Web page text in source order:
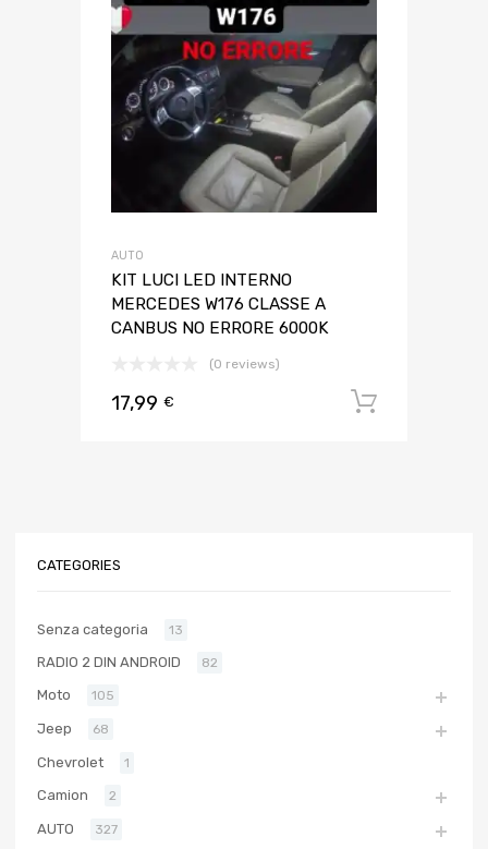
AUTO
KIT LUCI LED INTERNO
MERCEDES W176 CLASSE A
CANBUS NO ERRORE 6000K
(0 reviews)
17,99 €
CATEGORIES
Senza categoria 13
RADIO 2 DIN ANDROID 82
Moto 105
Jeep 68
Chevrolet 1
Camion 2
AUTO 327